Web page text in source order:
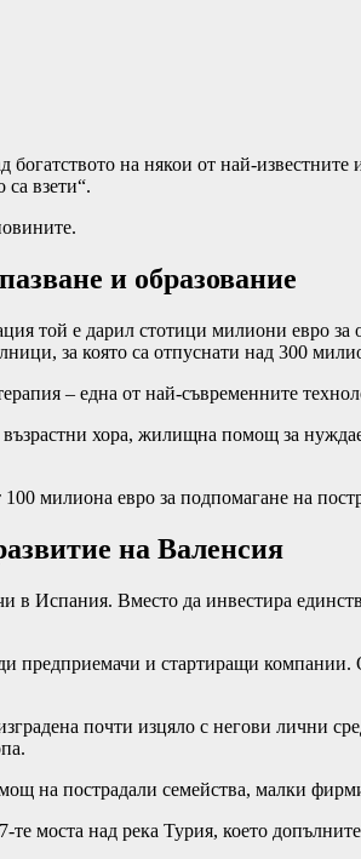
на някои от най-
взети“.
и образование
той е дарил стотици милиони евро
за която са отпуснати над 300
– една от най-съвременните
хора, жилищна помощ за
милиона евро за подпомагане на
на Валенсия
Испания. Вместо да инвестира
предприемачи и стартиращи
почти изцяло с негови лични
на пострадали семейства, малки
моста над река Турия, което